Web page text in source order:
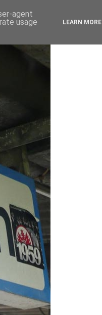
agent
usage
LEARN MORE